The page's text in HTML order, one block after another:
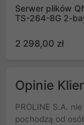
Serwer plików
TS-264-8G 2-
2 298,00 zł
Opinie
PROLINE S.A.
pochodzą od